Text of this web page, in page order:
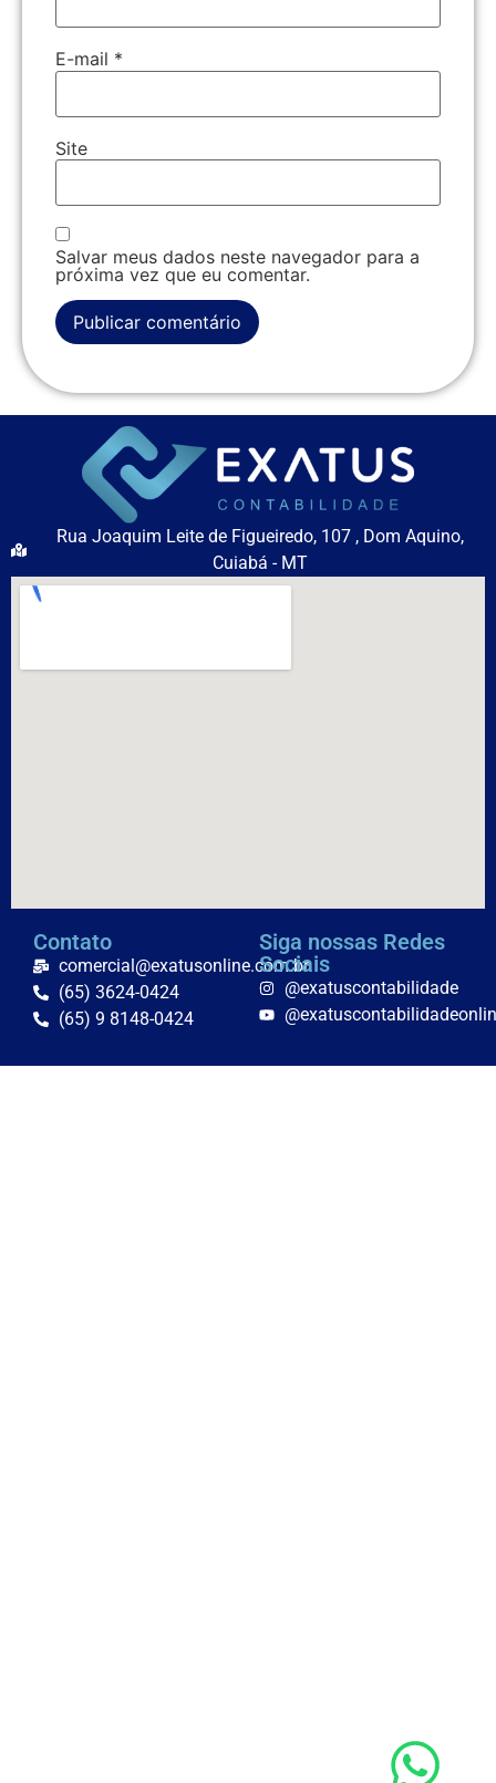
E-mail *
Site
Salvar meus dados neste navegador para a
próxima vez que eu comentar.
Rua Joaquim Leite de Figueiredo, 107 , Dom Aquino,
Cuiabá - MT
Contato
comercial@exatusonline.com.br
(65) 3624-0424
(65) 9 8148-0424
Siga nossas Redes
Sociais
@exatuscontabilidade